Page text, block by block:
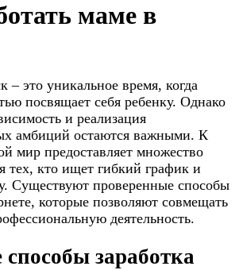
маме в
– это уникальное время, когда
посвящает себя ребенку. Однако
и реализация
амбиций остаются важными. К
мир предоставляет множество
тех, кто ищет гибкий график и
Существуют проверенные способы
которые позволяют совмещать
деятельность.
заработка